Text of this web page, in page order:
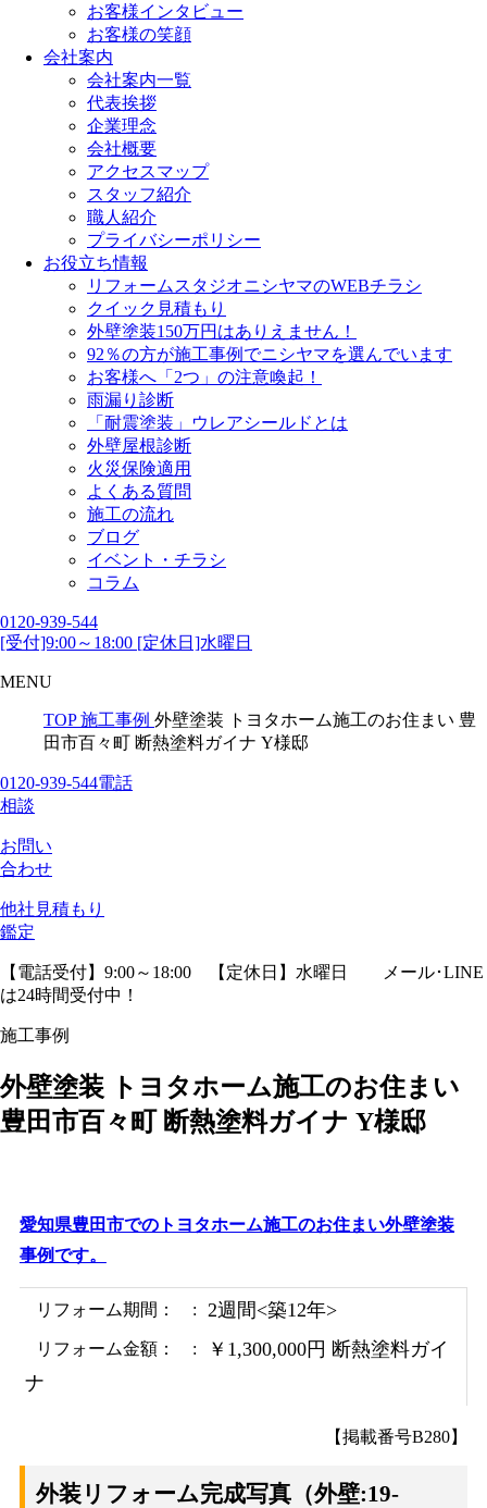
お客様インタビュー
お客様の笑顔
会社案内
会社案内一覧
代表挨拶
企業理念
会社概要
アクセスマップ
スタッフ紹介
職人紹介
プライバシーポリシー
お役立ち情報
リフォームスタジオニシヤマのWEBチラシ
クイック見積もり
外壁塗装150万円はありえません！
92％の方が施工事例でニシヤマを選んでいます
お客様へ「2つ」の注意喚起！
雨漏り診断
「耐震塗装」ウレアシールドとは
外壁屋根診断
火災保険適用
よくある質問
施工の流れ
ブログ
イベント・チラシ
コラム
0120-939-544
[受付]9:00～18:00 [定休日]水曜日
MENU
TOP 施工事例 外壁塗装 トヨタホーム施工のお住まい 豊
田市百々町 断熱塗料ガイナ Y様邸
0120-939-544電話
相談
お問い
合わせ
他社見積もり
鑑定
【電話受付】9:00～18:00 【定休日】水曜日
メール･LINE
は24時間受付中！
施工事例
外壁塗装 トヨタホーム施工のお住まい
豊田市百々町 断熱塗料ガイナ Y様邸
愛知県豊田市でのトヨタホーム施工のお住まい外壁塗装
事例です。
リフォーム期間： 2週間<築12年>
リフォーム金額：
￥1,300,000円 断熱塗料ガイ
ナ
【掲載番号B280】
外装リフォーム完成写真 （外壁:19-